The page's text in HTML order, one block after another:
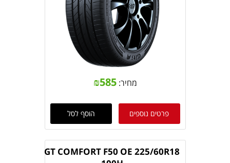
מחיר: ₪585
פרטים נוספים הוסף לסל
GT COMFORT F50 OE 225/60R18